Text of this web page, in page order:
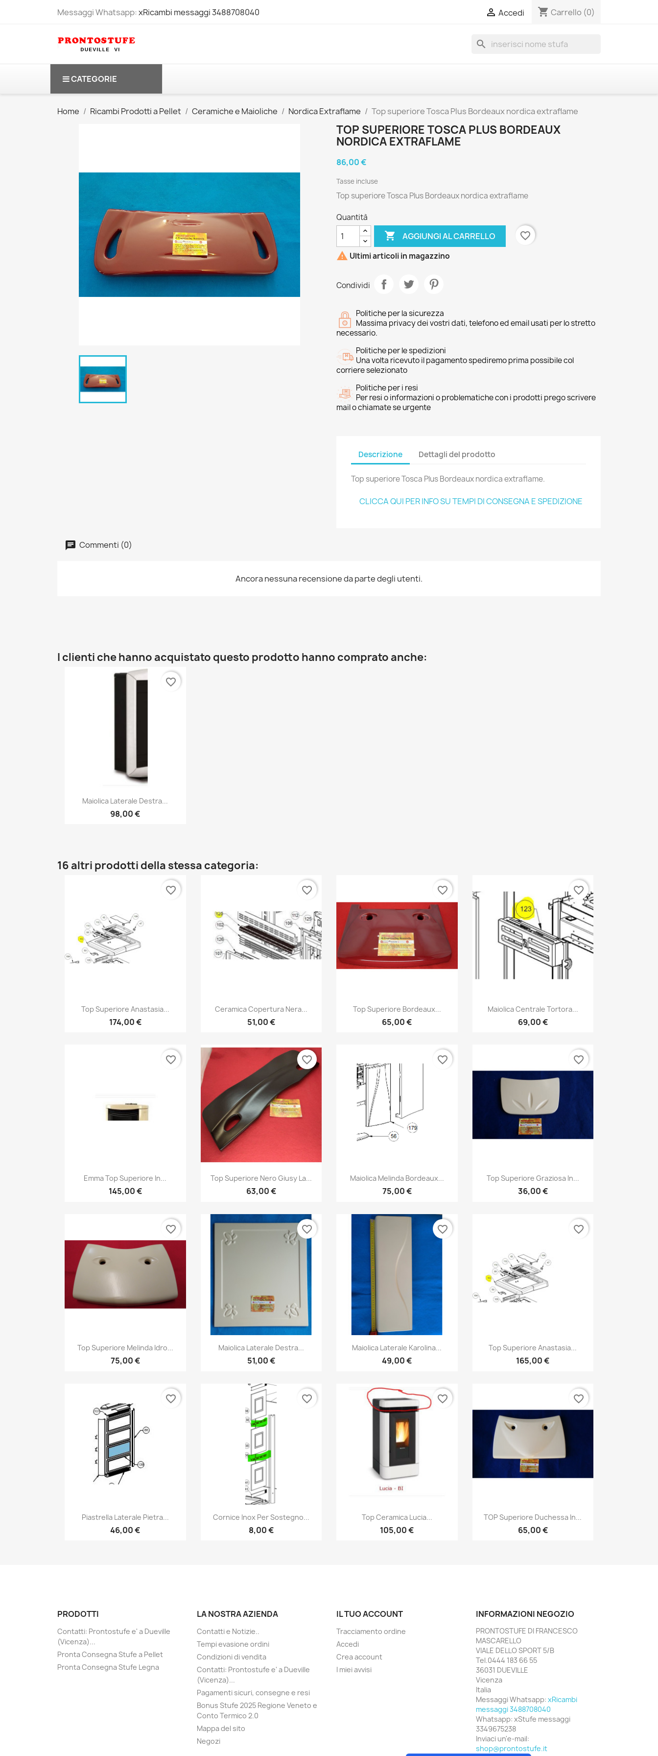
Messaggi Whatsapp:xRicambi messaggi 3488708040  Accedi shopping_cart Carrello (0)
search
CATEGORIE
Home Ricambi Prodotti a Pellet Ceramiche e Maioliche Nordica Extraflame Top superiore Tosca Plus Bordeaux nordica extraflame
TOP SUPERIORE TOSCA PLUS BORDEAUX
NORDICA EXTRAFLAME
86,00 €
Tasse incluse
Top superiore Tosca Plus Bordeaux nordica extraflame
Quantità
 AGGIUNGI AL CARRELLO
favorite_border
 Ultimi articoli in magazzino
Condividi
Politiche per la sicurezza
Massima privacy dei vostri dati, telefono ed email usati per lo stretto
necessario.
Politiche per le spedizioni
Una volta ricevuto il pagamento spediremo prima possibile col
corriere selezionato
Politiche per i resi
Per resi o informazioni o problematiche con i prodotti prego scrivere
mail o chiamate se urgente
Descrizione Dettagli del prodotto
Top superiore Tosca Plus Bordeaux nordica extraflame.
CLICCA QUI PER INFO SU TEMPI DI CONSEGNA E SPEDIZIONE
Commenti (0)
Ancora nessuna recensione da parte degli utenti.
I clienti che hanno acquistato questo prodotto hanno comprato anche:
Anteprima
Maiolica Laterale Destra...
98,00 €
favorite_border
16 altri prodotti della stessa categoria:
Anteprima
Top Superiore Anastasia...
174,00 €
favorite_border
Anteprima
Ceramica Copertura Nera...
51,00 €
favorite_border
Anteprima
Top Superiore Bordeaux...
65,00 €
favorite_border
Anteprima
Maiolica Centrale Tortora...
69,00 €
favorite_border
Anteprima
Emma Top Superiore In...
145,00 €
favorite_border
Anteprima
Top Superiore Nero Giusy La...
63,00 €
favorite_border
Anteprima
Maiolica Melinda Bordeaux...
75,00 €
favorite_border
Anteprima
Top Superiore Graziosa In...
36,00 €
favorite_border
Anteprima
Top Superiore Melinda Idro...
75,00 €
favorite_border
Anteprima
Maiolica Laterale Destra...
51,00 €
favorite_border
 Anteprima
Maiolica Laterale Karolina...
49,00 €
favorite_border
Anteprima
Top Superiore Anastasia...
165,00 €
favorite_border
Anteprima
Piastrella Laterale Pietra...
46,00 €
favorite_border
Anteprima
Cornice Inox Per Sostegno...
8,00 €
favorite_border
Anteprima
Top Ceramica Lucia...
105,00 €
favorite_border
Anteprima
TOP Superiore Duchessa In...
65,00 €
favorite_border
PRODOTTI
Contatti: Prontostufe e' a Dueville
(Vicenza)...
Pronta Consegna Stufe a Pellet
Pronta Consegna Stufe Legna
LA NOSTRA AZIENDA
Contatti e Notizie..
Tempi evasione ordini
Condizioni di vendita
Contatti: Prontostufe e' a Dueville
(Vicenza)...
Pagamenti sicuri, consegne e resi
Bonus Stufe 2025 Regione Veneto e
Conto Termico 2.0
Mappa del sito
Negozi
IL TUO ACCOUNT
Tracciamento ordine
Accedi
Crea account
I miei avvisi
INFORMAZIONI NEGOZIO
PRONTOSTUFE DI FRANCESCO
MASCARELLO
VIALE DELLO SPORT 5/B
Tel.0444 183 66 55
36031 DUEVILLE
Vicenza
Italia
Messaggi Whatsapp: xRicambi
messaggi 3488708040
Whatsapp: xStufe messaggi
3349675238
Inviaci un'e-mail:
shop@prontostufe.it